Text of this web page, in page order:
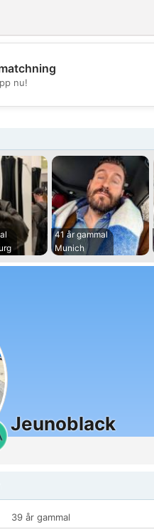
💕
nu!
41 år gammal
Munich
Jeunoblack
39 år gammal